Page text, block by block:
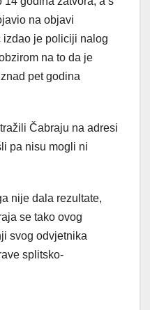
na objavi
izdao je policiji nalog
na to da je
pet godina
Čabraju na adresi
pa nisu mogli ni
nije dala rezultate,
se tako ovog
svog odvjetnika
splitsko-